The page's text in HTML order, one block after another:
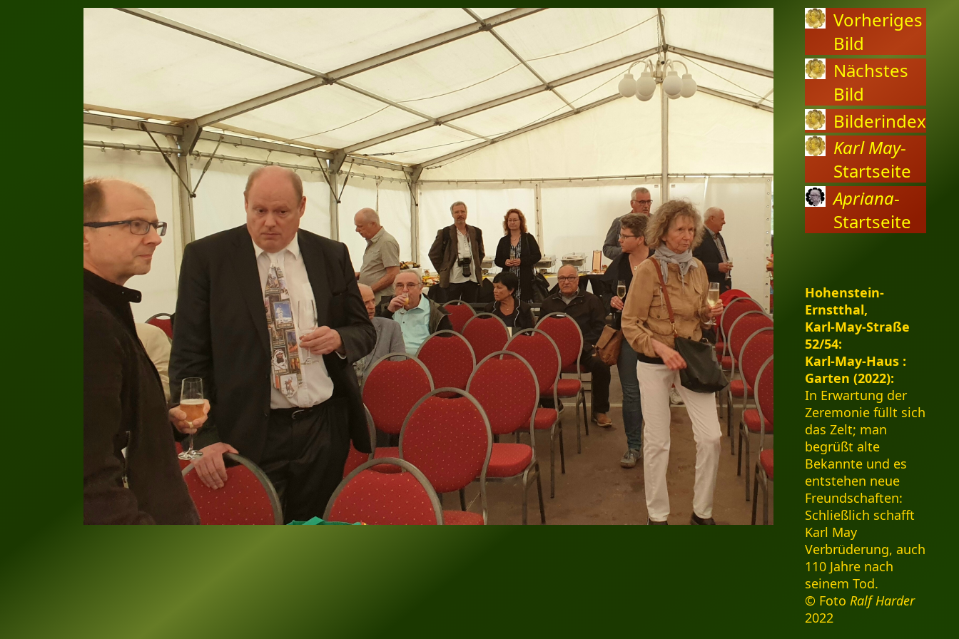
Vorheriges
Bild
Nächstes
Bild
Bilderindex
Karl May-
Startseite
Apriana-
Startseite
Hohenstein-
Ernstthal,
Karl-May-Straße
52/54:
Karl-May-Haus :
Garten (2022):
In Erwartung der
Zeremonie füllt sich
das Zelt; man
begrüßt alte
Bekannte und es
entstehen neue
Freundschaften:
Schließlich schafft
Karl May
Verbrüderung, auch
110 Jahre nach
seinem Tod.
© FotoRalf Harder
2022